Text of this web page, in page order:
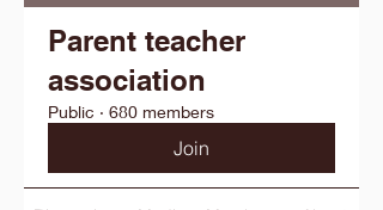
Parent teacher
association
Public · 680 members
Join